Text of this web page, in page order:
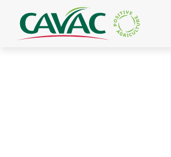
Panneau de gestion des cookies